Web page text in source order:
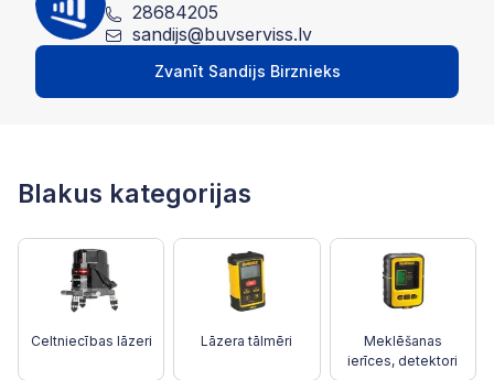
28684205
sandijs@buvserviss.lv
Zvanīt Sandijs Birznieks
Blakus kategorijas
Celtniecības lāzeri Lāzera tālmēri
Meklēšanas
ierīces, detektori